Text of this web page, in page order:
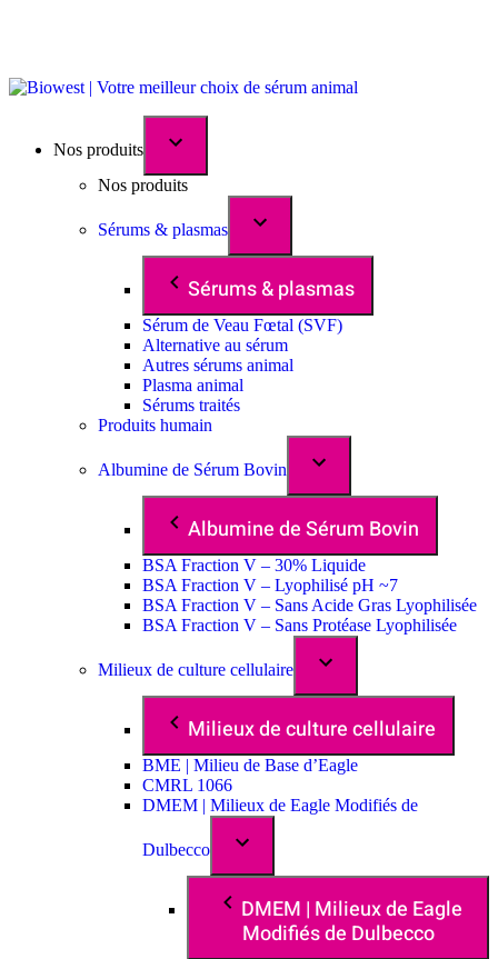
Nos produits
Nos produits
Sérums & plasmas
Sérums & plasmas
Sérum de Veau Fœtal (SVF)
Alternative au sérum
Autres sérums animal
Plasma animal
Sérums traités
Produits humain
Albumine de Sérum Bovin
Albumine de Sérum Bovin
BSA Fraction V – 30% Liquide
BSA Fraction V – Lyophilisé pH ~7
BSA Fraction V – Sans Acide Gras Lyophilisée
BSA Fraction V – Sans Protéase Lyophilisée
Milieux de culture cellulaire
Milieux de culture cellulaire
BME | Milieu de Base d’Eagle
CMRL 1066
DMEM | Milieux de Eagle Modifiés de
Dulbecco
DMEM | Milieux de Eagle
Modifiés de Dulbecco